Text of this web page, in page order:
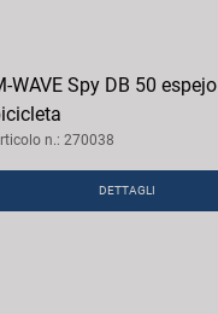
WAVE Spy DB 50 espejo
n.: 270038
DETTAGLI